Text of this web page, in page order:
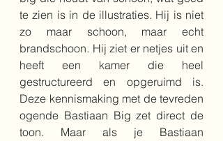
te zien is in de illustraties. Hij is niet
zo maar schoon, maar echt
brandschoon. Hij ziet er netjes uit en
heeft een kamer die heel
gestructureerd en opgeruimd is.
Deze kennismaking met de tevreden
ogende Bastiaan Big zet direct de
toon. Maar als je Bastiaan